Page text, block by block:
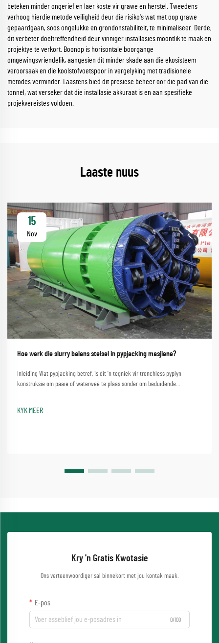
beteken minder ongerief en laer koste vir grawe en herstel. Tweedens
verhoog hierdie metode veiligheid deur die risiko's wat met oop grawe
gepaardgaan, soos ongelukke en grondonstabiliteit, te minimaliseer. Derde,
dit verbeter doeltreffendheid deur vinniger installasies moontlik te maak en
projektye te verkort. Boonop is horisontale boorgange
omgewingsvriendelik, aangesien dit minder skade aan die ekosisteem
veroorsaak en die koolstofvoetspoor in vergelyking met tradisionele
metodes verminder. Laastens bied dit presiese beheer oor die pad van die
tonnel, wat verseker dat die installasie akkuraat is en aan spesifieke
projekvereistes voldoen.
Laaste nuus
15
Nov
Hoe werk die slurry balans stelsel in pypjacking masjiene?
Inleiding Wat pypjacking betref, is dit 'n tegniek vir trenchless pyplyn
konstruksie om paaie of waterweë te plaas sonder om beduidende
KYK MEER
Kry 'n Gratis Kwotasie
Ons verteenwoordiger sal binnekort met jou kontak maak.
E-pos
0/100